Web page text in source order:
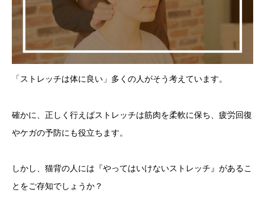
「ストレッチは体に良い」多くの人がそう考えています。
確かに、正しく行えばストレッチは筋肉を柔軟に保ち、疲労回復
やケガの予防にも役立ちます。
しかし、猫背の人には『やってはいけないストレッチ』があるこ
とをご存知でしょうか？